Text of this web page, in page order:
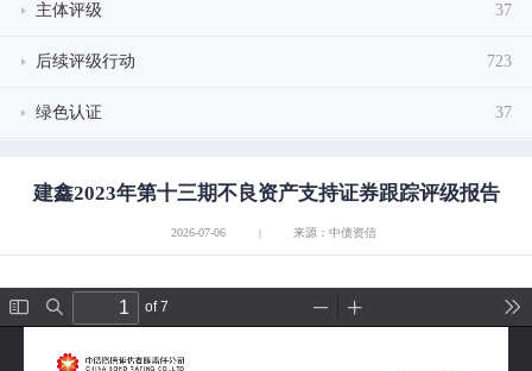
主体评级 37
后续评级行动 723
绿色认证 37
建鑫2023年第十三期不良资产支持证券跟踪评级报告
2026-07-06 | 来源：中债资信